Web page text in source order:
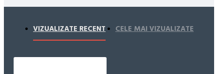
VIZUALIZATE RECENT CELE MAI VIZUALIZATE